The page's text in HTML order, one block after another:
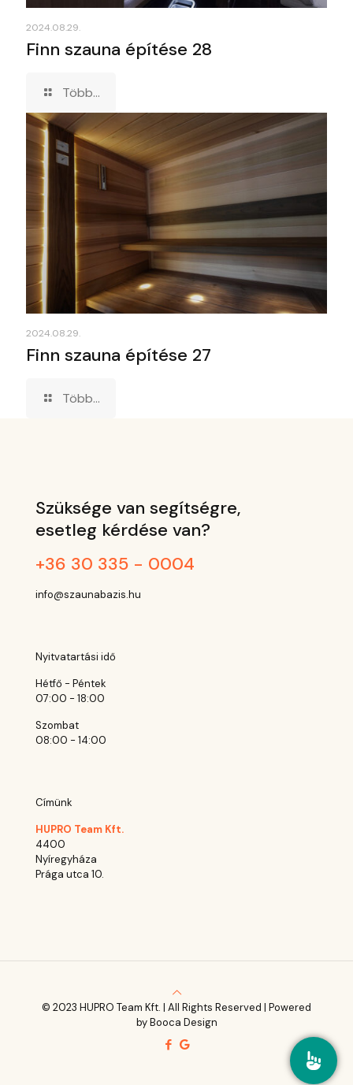
2024.08.29.
Finn szauna építése 28
Több...
2024.08.29.
Finn szauna építése 27
Több...
Szüksége van segítségre,
esetleg kérdése van?
+36 30 335 - 0004
info@szaunabazis.hu
Nyitvatartási idő
Hétfő - Péntek
07:00 - 18:00
Szombat
08:00 - 14:00
Címünk
HUPRO Team Kft.
4400
Nyíregyháza
Prága utca 10.
© 2023 HUPRO Team Kft. | All Rights Reserved | Powered
by Booca Design